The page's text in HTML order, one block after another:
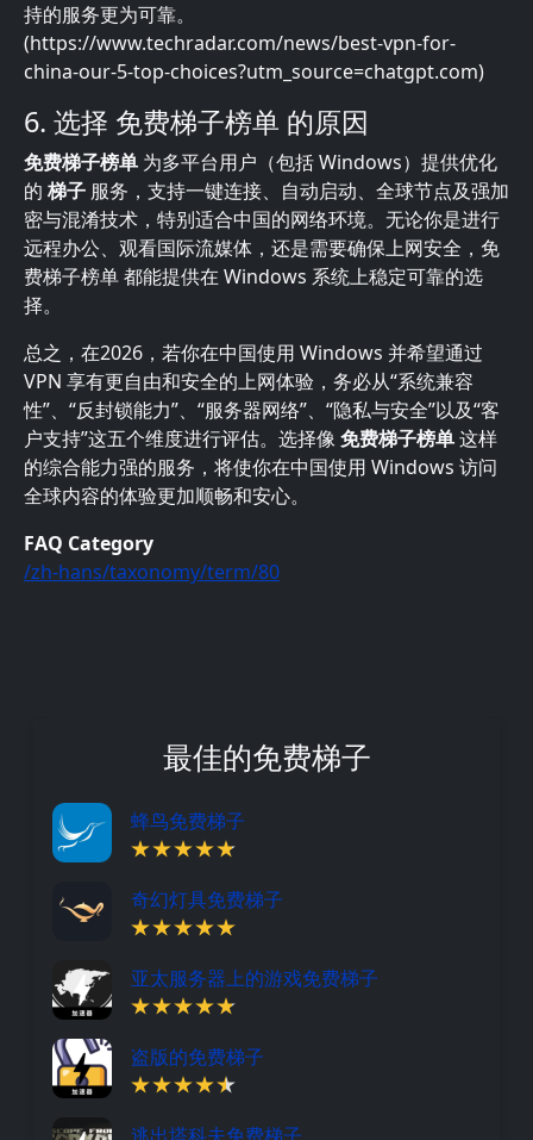
最佳的免费梯子
蜂鸟免费梯子
奇幻灯具免费梯子
亚太服务器上的游戏免费梯子
盗版的免费梯子
持的服务更为可靠。
(https://www.techradar.com/news/best-vpn-for-
china-our-5-top-choices?utm_source=chatgpt.com)
6. 选择 免费梯子榜单 的原因
免费梯子榜单 为多平台用户（包括 Windows）提供优化
的 梯子 服务，支持一键连接、自动启动、全球节点及强加
密与混淆技术，特别适合中国的网络环境。无论你是进行
远程办公、观看国际流媒体，还是需要确保上网安全，免
费梯子榜单 都能提供在 Windows 系统上稳定可靠的选
择。
总之，在2026，若你在中国使用 Windows 并希望通过
VPN 享有更自由和安全的上网体验，务必从“系统兼容
性”、“反封锁能力”、“服务器网络”、“隐私与安全”以及“客
户支持”这五个维度进行评估。选择像 免费梯子榜单这样
的综合能力强的服务，将使你在中国使用 Windows 访问
全球内容的体验更加顺畅和安心。
FAQ Category
/zh-hans/taxonomy/term/80